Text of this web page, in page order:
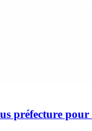
préfecture